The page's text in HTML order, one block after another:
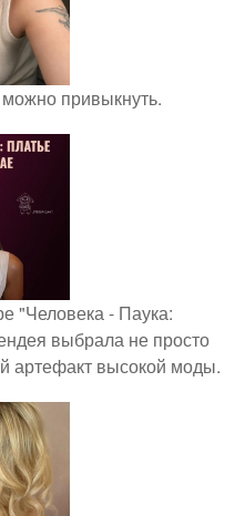
привыкнуть.
"Человека - Паука:
выбрала не просто
артефакт высокой моды.